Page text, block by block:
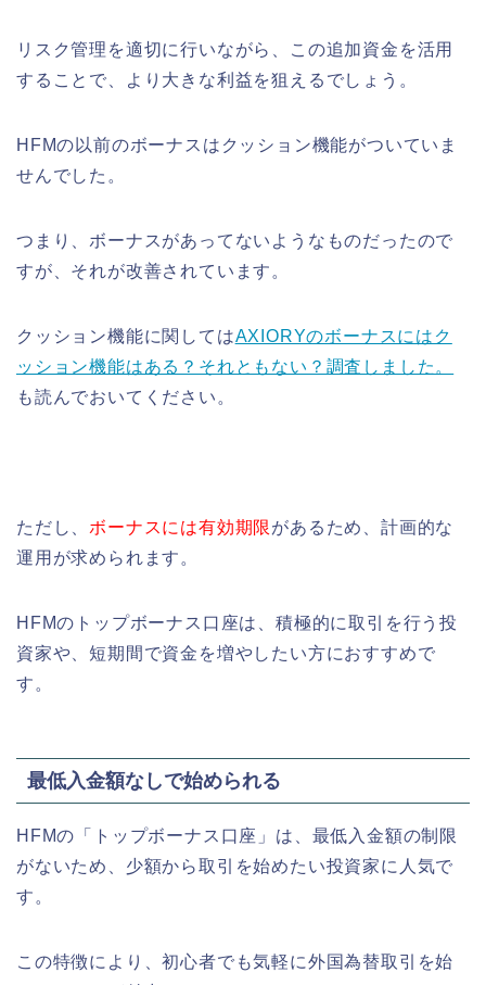
リスク管理を適切に行いながら、この追加資金を活用
することで、より大きな利益を狙えるでしょう。
HFMの以前のボーナスはクッション機能がついていま
せんでした。
つまり、ボーナスがあってないようなものだったので
すが、それが改善されています。
クッション機能に関してはAXIORYのボーナスにはク
ッション機能はある？それともない？調査しました。
も読んでおいてください。
ただし、 ボーナスには有効期限があるため、計画的な
運用が求められます。
HFMのトップボーナス口座は、積極的に取引を行う投
資家や、短期間で資金を増やしたい方におすすめで
す。
最低入金額なしで始められる
HFMの「トップボーナス口座」は、最低入金額の制限
がないため、少額から取引を始めたい投資家に人気で
す。
この特徴により、初心者でも気軽に外国為替取引を始